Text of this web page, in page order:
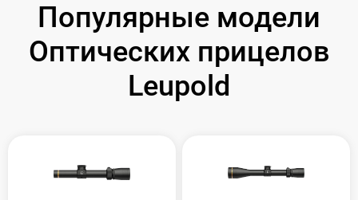
Популярные модели
Оптических прицелов
Leupold